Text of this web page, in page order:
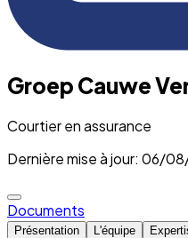
Groep Cauwe
Courtier en assurance
Dernière mise à jour: 06/
Documents
Présentation L'équipe